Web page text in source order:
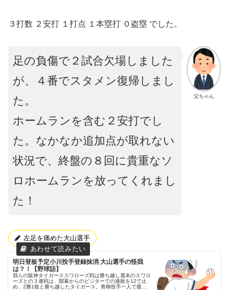
３打数 ２安打 １打点 １本塁打 ０盗塁 でした。
父ちゃん
足の負傷で２試合欠場しました
が、４番でスタメン復帰しまし
た。
ホームランを含む２安打でし
た。なかなか追加点が取れない
状況で、終盤の８回に貴重なソ
ロホームランを放ってくれまし
た！
左足を痛めた大山選手
明日登板予定小川投手登録抹消 大山選手の怪我
は？！【野球話】
我らの阪神タイガーススワローズ戦は勝ち越し週末のスワロ
ーズとの３連戦は、開幕からのビジターでの連敗を12で止
め、2勝1敗と勝ち越したタイガース。青柳投手一人で最後